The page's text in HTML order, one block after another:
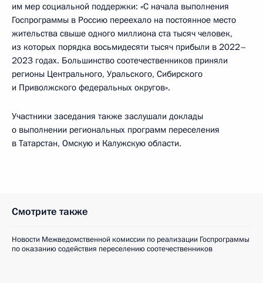
им мер социальной поддержки: «С начала выполнения
Госпрограммы в Россию переехало на постоянное место
жительства свыше одного миллиона ста тысяч человек,
из которых порядка восьмидесяти тысяч прибыли в 2022–
2023 годах. Большинство соотечественников приняли
регионы Центрального, Уральского, Сибирского
и Приволжского федеральных округов».
Участники заседания также заслушали доклады
о выполнении региональных программ переселения
в Татарстан, Омскую и Калужскую области.
Смотрите также
Новости Межведомственной комиссии по реализации Госпрограммы
по оказанию содействия переселению соотечественников